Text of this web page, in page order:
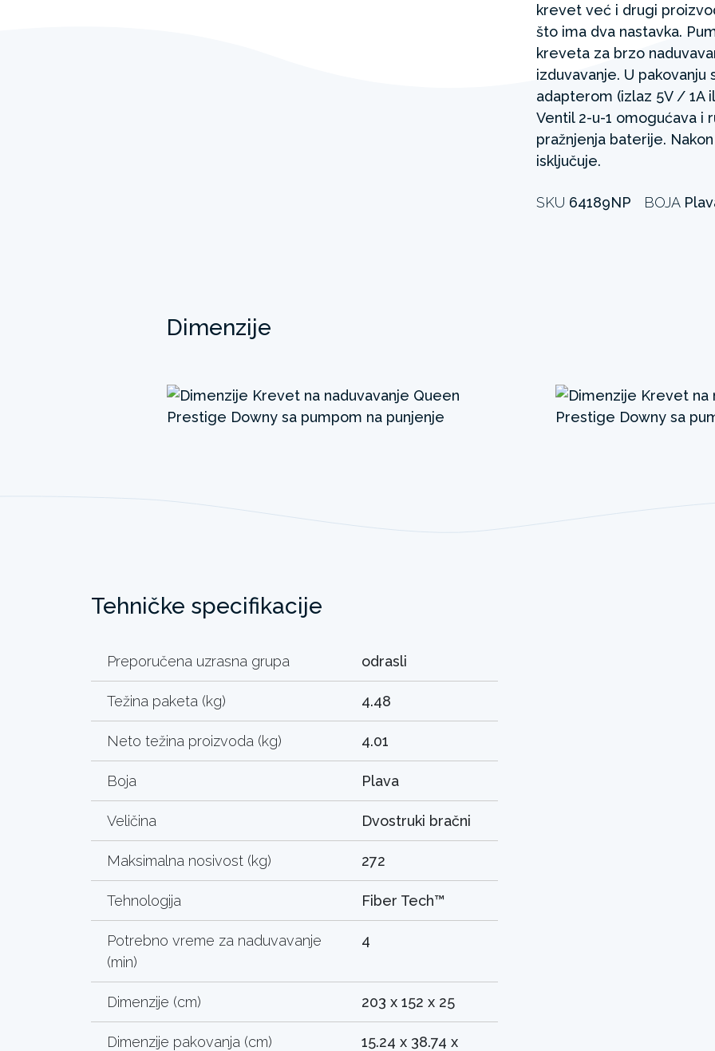
krevet već i drugi
što ima dva nastavka.
kreveta za brzo
izduvavanje. U pakovanju
adapterom (izlaz 5V / 1A
Ventil 2-u-1 omogućava i
pražnjenja baterije.
isključuje.
SKU 64189NP BOJA
Dimenzije
Tehničke specifikacije
Preporučena uzrasna grupa odrasli
Težina paketa (kg) 4.48
Neto težina proizvoda (kg) 4.01
Boja Plava
Veličina Dvostruki bračni
Maksimalna nosivost (kg) 272
Tehnologija Fiber Tech™
Potrebno vreme za naduvavanje
(min)
4
Dimenzije (cm) 203 x 152 x 25
Dimenzije pakovanja (cm)
15.24 x 38.74 x